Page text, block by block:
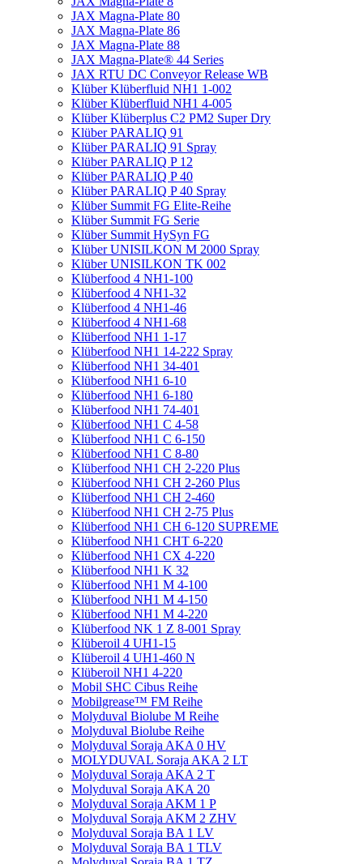
JAX Magna-Plate 80
JAX Magna-Plate 86
JAX Magna-Plate 88
JAX Magna-Plate® 44 Series
JAX RTU DC Conveyor Release WB
Klüber Klüberfluid NH1 1-002
Klüber Klüberfluid NH1 4-005
Klüber Klüberplus C2 PM2 Super Dry
Klüber PARALIQ 91
Klüber PARALIQ 91 Spray
Klüber PARALIQ P 12
Klüber PARALIQ P 40
Klüber PARALIQ P 40 Spray
Klüber Summit FG Elite-Reihe
Klüber Summit FG Serie
Klüber Summit HySyn FG
Klüber UNISILKON M 2000 Spray
Klüber UNISILKON TK 002
Klüberfood 4 NH1-100
Klüberfood 4 NH1-32
Klüberfood 4 NH1-46
Klüberfood 4 NH1-68
Klüberfood NH1 1-17
Klüberfood NH1 14-222 Spray
Klüberfood NH1 34-401
Klüberfood NH1 6-10
Klüberfood NH1 6-180
Klüberfood NH1 74-401
Klüberfood NH1 C 4-58
Klüberfood NH1 C 6-150
Klüberfood NH1 C 8-80
Klüberfood NH1 CH 2-220 Plus
Klüberfood NH1 CH 2-260 Plus
Klüberfood NH1 CH 2-460
Klüberfood NH1 CH 2-75 Plus
Klüberfood NH1 CH 6-120 SUPREME
Klüberfood NH1 CHT 6-220
Klüberfood NH1 CX 4-220
Klüberfood NH1 K 32
Klüberfood NH1 M 4-100
Klüberfood NH1 M 4-150
Klüberfood NH1 M 4-220
Klüberfood NK 1 Z 8-001 Spray
Klüberoil 4 UH1-15
Klüberoil 4 UH1-460 N
Klüberoil NH1 4-220
Mobil SHC Cibus Reihe
Mobilgrease™ FM Reihe
Molyduval Biolube M Reihe
Molyduval Biolube Reihe
Molyduval Soraja AKA 0 HV
MOLYDUVAL Soraja AKA 2 LT
Molyduval Soraja AKA 2 T
Molyduval Soraja AKA 20
Molyduval Soraja AKM 1 P
Molyduval Soraja AKM 2 ZHV
Molyduval Soraja BA 1 LV
Molyduval Soraja BA 1 TLV